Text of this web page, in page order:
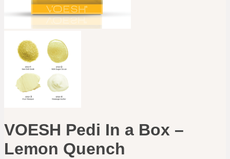
VOESH Pedi In a Box –
Lemon Quench